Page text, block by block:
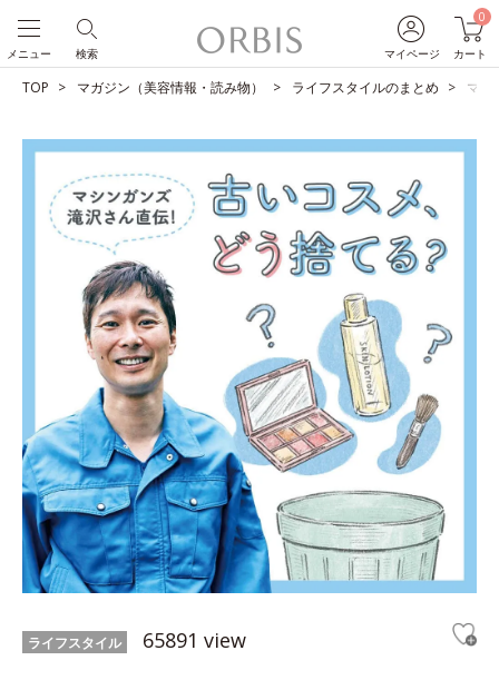
マイページ
0
カート
検索
メニュー
TOP マガジン（美容情報・読み物） ライフスタイルのまとめ マシ
ライフスタイル 65891 view